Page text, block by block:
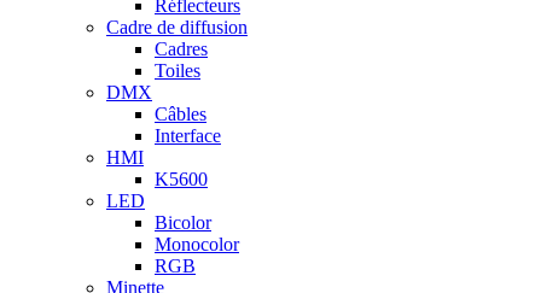
Réflecteurs
Cadre de diffusion
Cadres
Toiles
DMX
Câbles
Interface
HMI
K5600
LED
Bicolor
Monocolor
RGB
Minette